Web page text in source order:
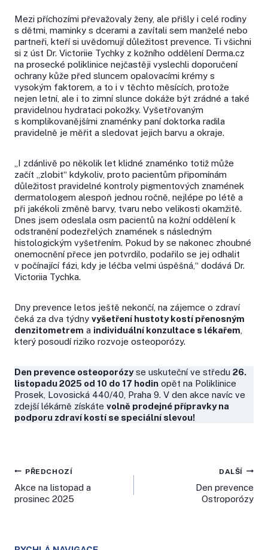
Mezi příchozími převažovaly ženy, ale přišly i celé rodiny
s dětmi, maminky s dcerami a zavítali sem manželé nebo
partneři, kteří si uvědomují důležitost prevence. Ti všichni
si z úst Dr. Victoriie Tychky z kožního oddělení Derma.cz
na prosecké poliklinice nejčastěji vyslechli doporučení
ochrany kůže před sluncem opalovacími krémy s
vysokým faktorem, a to i v těchto měsících, protože
nejen letní, ale i to zimní slunce dokáže být zrádné a také
pravidelnou hydrataci pokožky. Vyšetřovaným
s komplikovanějšími znaménky paní doktorka radila
pravidelně je měřit a sledovat jejich barvu a okraje.
„I zdánlivě po několik let klidné znaménko totiž může
začít „zlobit“ kdykoliv, proto pacientům připomínám
důležitost pravidelné kontroly pigmentových znamének
dermatologem alespoň jednou ročně, nejlépe po létě a
při jakékoli změně barvy, tvaru nebo velikosti okamžitě.
Dnes jsem odeslala osm pacientů na kožní oddělení k
odstranění podezřelých znamének s následným
histologickým vyšetřením. Pokud by se nakonec zhoubné
onemocnění přece jen potvrdilo, podařilo se jej odhalit
v počínající fázi, kdy je léčba velmi úspěšná,“ dodává Dr.
Victoriia Tychka.
Dny prevence letos ještě nekončí, na zájemce o zdraví
čeká za dva týdny vyšetření hustoty kostí přenosným
denzitometrem a individuální konzultace s lékařem,
který posoudí riziko rozvoje osteoporózy.
Den prevence osteoporózyse uskuteční ve středu 26.
listopadu 2025 od 10 do 17 hodin opět na Poliklinice
Prosek, Lovosická 440/40, Praha 9. V den akce navíc ve
zdejší lékárně získáte volně prodejné přípravky na
podporu zdraví kostí se speciální slevou!
Navigace
pro
PŘEDCHOZÍ
Akce na listopad a
prosinec 2025
DALŠÍ
Den prevence
Ostroporózy